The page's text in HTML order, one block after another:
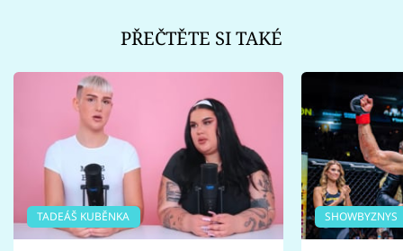
PŘEČTĚTE SI TAKÉ
TADEÁŠ KUBĚNKA SHOWBYZNYS